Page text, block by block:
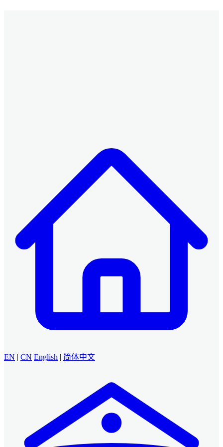
EN | CN English | 简体中文